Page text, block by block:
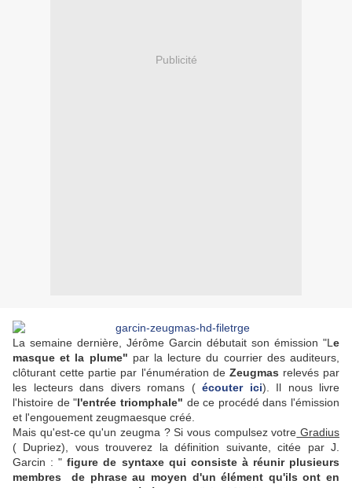
Publicité
La semaine dernière, Jérôme Garcin débutait son émission "L e
masque et la plume" par la lecture du courrier des auditeurs,
clôturant cette partie par l'énumération de Zeugmas relevés par
les lecteurs dans divers romans ( écouter ici). Il nous livre
l'histoire de "l'entrée triomphale" de ce procédé dans l'émission
et l'engouement zeugmaesque créé.
Mais qu'est-ce qu'un zeugma ? Si vous compulsez votre Gradius
( Dupriez), vous trouverez la définition suivante, citée par J.
Garcin : " figure de syntaxe qui consiste à réunir plusieurs
membres de phrase au moyen d'un élément qu'ils ont en